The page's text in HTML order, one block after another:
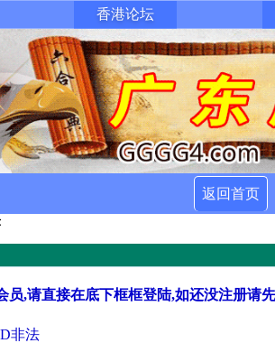
香港论坛
返回首页
员,请直接在底下框框登陆,如还没注册请
非法